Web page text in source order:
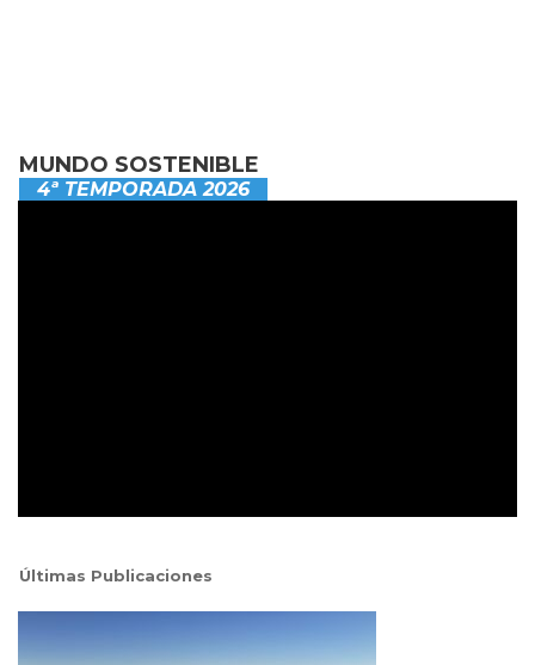
MUNDO SOSTENIBLE
4ª TEMPORADA 2026
Últimas Publicaciones